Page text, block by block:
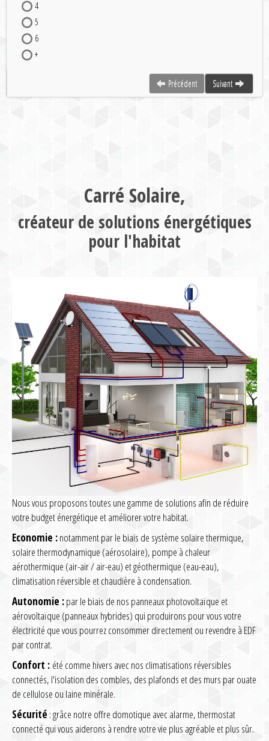
4
5
6
+
Précédent Suivant
Carré Solaire,
créateur de solutions énergétiques
pour l'habitat
Nous vous proposons toutes une gamme de solutions afin de réduire
votre budget énergétique et améliorer votre habitat.
Economie :notamment par le biais de système solaire thermique,
solaire thermodynamique (aérosolaire), pompe à chaleur
aérothermique (air-air / air-eau) et géothermique (eau-eau),
climatisation réversible et chaudière à condensation.
Autonomie :par le biais de nos panneaux photovoltaïque et
aérovoltaïque (panneaux hybrides) qui produirons pour vous votre
électricité que vous pourrez consommer directement ou revendre à EDF
par contrat.
Confort : été comme hivers avec nos climatisations réversibles
connectés, l'isolation des combles, des plafonds et des murs par ouate
de cellulose ou laine minérale.
Sécurité : grâce notre offre domotique avec alarme, thermostat
connecté qui vous aiderons à rendre votre vie plus agréable et plus sûr.